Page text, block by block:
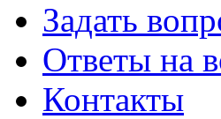
Задать
Ответы на
Контакты